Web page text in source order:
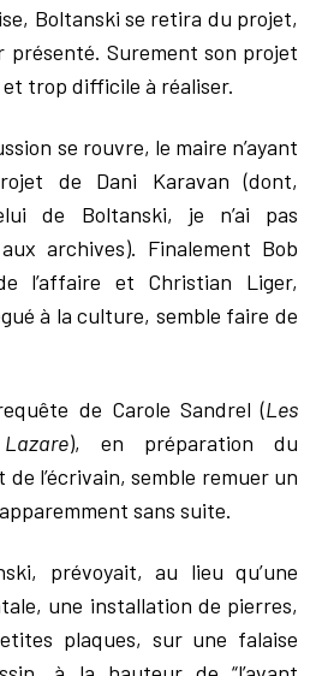
Boltanski se retira du projet,
présenté. Surement son projet
trop difficile à réaliser.
se rouvre, le maire n’ayant
de Dani Karavan (dont,
de Boltanski, je n’ai pas
archives). Finalement Bob
l’affaire et Christian Liger,
à la culture, semble faire de
de Carole Sandrel (Les
), en préparation du
l’écrivain, semble remuer un
sans suite.
prévoyait, au lieu qu’une
une installation de pierres,
plaques, sur une falaise